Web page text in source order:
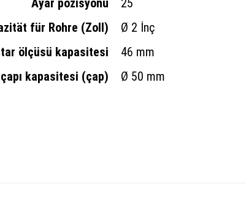
Ayar pozisyonu
25
für Rohre (Zoll)
Ø 2 İnç
ölçüsü kapasitesi
46 mm
kapasitesi (çap)
Ø 50 mm